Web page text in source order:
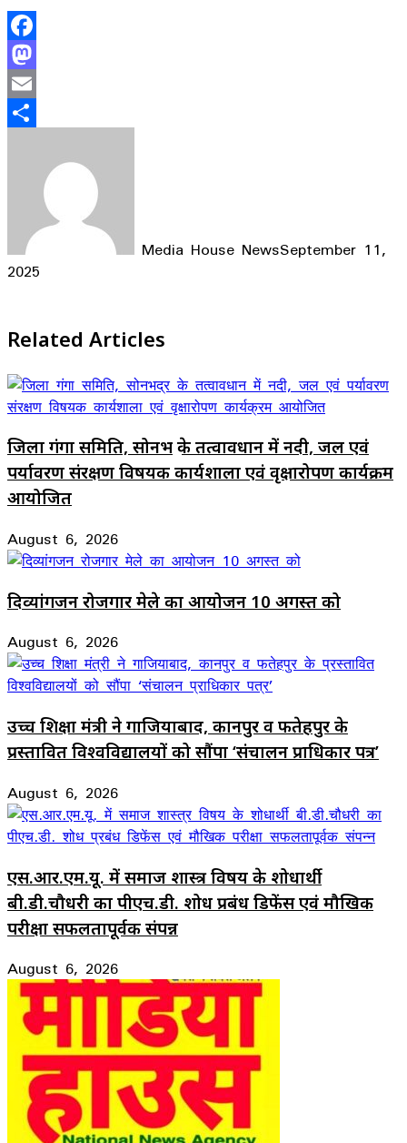
Facebook
Mastodon
Email
Media House NewsSeptember 11,
2025
Related Articles
जिला गंगा समिति, सोनभद्र के तत्वावधान में नदी, जल एवं
पर्यावरण संरक्षण विषयक कार्यशाला एवं वृक्षारोपण कार्यक्रम
आयोजित
August 6, 2026
दिव्यांगजन रोजगार मेले का आयोजन 10 अगस्त को
August 6, 2026
उच्च शिक्षा मंत्री ने गाजियाबाद, कानपुर व फतेहपुर के
प्रस्तावित विश्वविद्यालयों को सौंपा ‘संचालन प्राधिकार पत्र’
August 6, 2026
एस.आर.एम.यू. में समाज शास्त्र विषय के शोधार्थी
बी.डी.चौधरी का पीएच.डी. शोध प्रबंध डिफेंस एवं मौखिक
परीक्षा सफलतापूर्वक संपन्न
August 6, 2026